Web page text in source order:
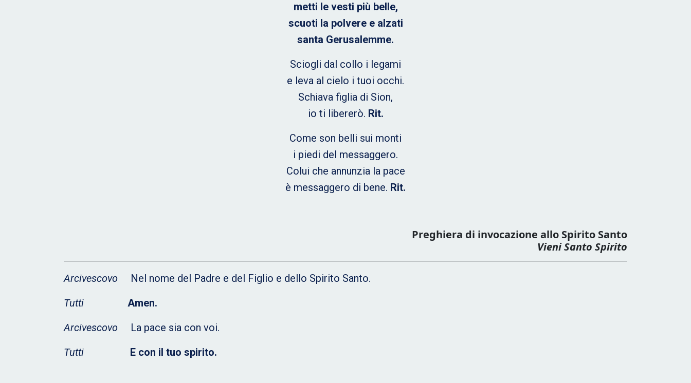
metti le vesti più belle,
scuoti la polvere e alzati
santa Gerusalemme.
Sciogli dal collo i legami
e leva al cielo i tuoi occhi.
Schiava figlia di Sion,
io ti libererò. Rit.
Come son belli sui monti
i piedi del messaggero.
Colui che annunzia la pace
è messaggero di bene. Rit.
Preghiera di invocazione allo Spirito Santo
Vieni Santo Spirito
Arcivescovo Nel nome del Padre e del Figlio e dello Spirito Santo.
Tutti
Amen.
Arcivescovo La pace sia con voi.
Tutti
E con il tuo spirito.